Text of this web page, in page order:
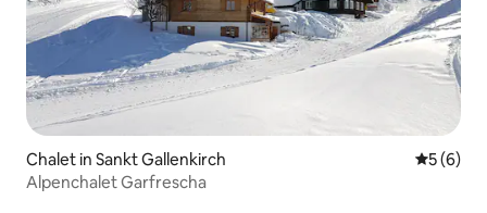
Chalet in Sankt Gallenkirch
5 (6)
Alpenchalet Garfrescha